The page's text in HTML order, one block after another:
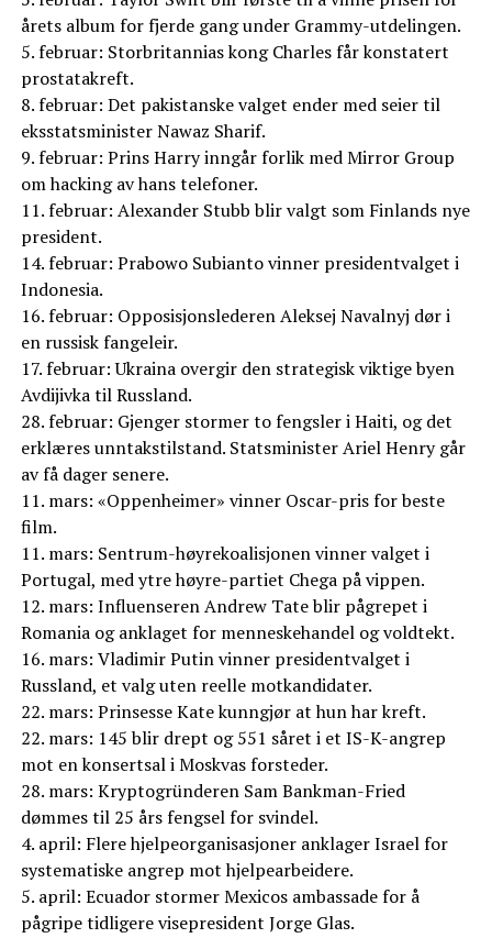
årets album for fjerde gang under Grammy-utdelingen.
5. februar: Storbritannias kong Charles får konstatert
prostatakreft.
8. februar: Det pakistanske valget ender med seier til
eksstatsminister Nawaz Sharif.
9. februar: Prins Harry inngår forlik med Mirror Group
om hacking av hans telefoner.
11. februar: Alexander Stubb blir valgt som Finlands nye
president.
14. februar: Prabowo Subianto vinner presidentvalget i
Indonesia.
16. februar: Opposisjonslederen Aleksej Navalnyj dør i
en russisk fangeleir.
17. februar: Ukraina overgir den strategisk viktige byen
Avdijivka til Russland.
28. februar: Gjenger stormer to fengsler i Haiti, og det
erklæres unntakstilstand. Statsminister Ariel Henry går
av få dager senere.
11. mars: «Oppenheimer» vinner Oscar-pris for beste
film.
11. mars: Sentrum-høyrekoalisjonen vinner valget i
Portugal, med ytre høyre-partiet Chega på vippen.
12. mars: Influenseren Andrew Tate blir pågrepet i
Romania og anklaget for menneskehandel og voldtekt.
16. mars: Vladimir Putin vinner presidentvalget i
Russland, et valg uten reelle motkandidater.
22. mars: Prinsesse Kate kunngjør at hun har kreft.
22. mars: 145 blir drept og 551 såret i et IS-K-angrep
mot en konsertsal i Moskvas forsteder.
28. mars: Kryptogründeren Sam Bankman-Fried
dømmes til 25 års fengsel for svindel.
4. april: Flere hjelpeorganisasjoner anklager Israel for
systematiske angrep mot hjelpearbeidere.
5. april: Ecuador stormer Mexicos ambassade for å
pågripe tidligere visepresident Jorge Glas.